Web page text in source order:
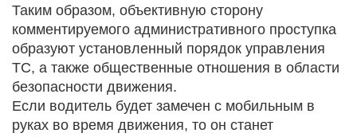
Таким образом, объективную сторону
комментируемого административного проступка
образуют установленный порядок управления
ТС, а также общественные отношения в области
безопасности движения.
Если водитель будет замечен с мобильным в
руках во время движения, то он станет